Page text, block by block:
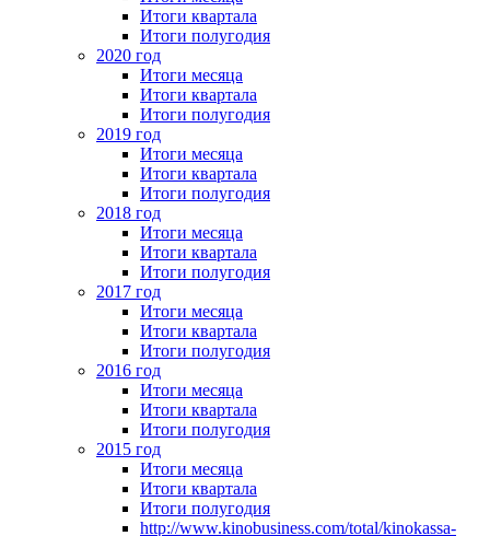
Итоги квартала
Итоги полугодия
2020 год
Итоги месяца
Итоги квартала
Итоги полугодия
2019 год
Итоги месяца
Итоги квартала
Итоги полугодия
2018 год
Итоги месяца
Итоги квартала
Итоги полугодия
2017 год
Итоги месяца
Итоги квартала
Итоги полугодия
2016 год
Итоги месяца
Итоги квартала
Итоги полугодия
2015 год
Итоги месяца
Итоги квартала
Итоги полугодия
http://www.kinobusiness.com/total/kinokassa-